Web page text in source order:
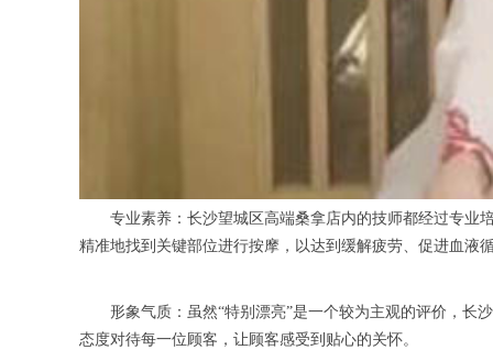
专业素养：长沙望城区高端桑拿店内的技师都经过专业培
精准地找到关键部位进行按摩，以达到缓解疲劳、促进血液
形象气质：虽然“特别漂亮”是一个较为主观的评价，长沙
态度对待每一位顾客，让顾客感受到贴心的关怀。